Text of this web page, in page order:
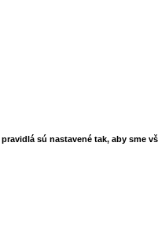
pravidlá sú nastavené tak, aby sme